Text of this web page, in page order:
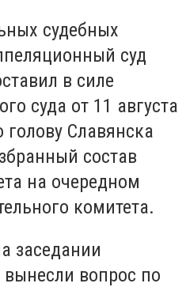
судебных
суд
в силе
суда от 11 августа
голову Славянска
состав
на очередном
комитета.
заседании
вопрос по